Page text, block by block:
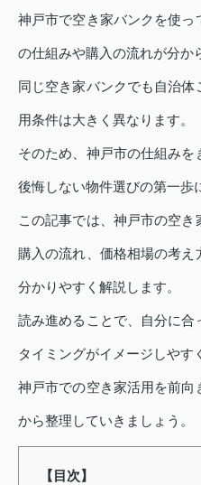
神戸市で空き家バンクを使
の仕組みや購入の流れが分か
同じ空き家バンクでも自治体
用条件は大きく異なります。
そのため、神戸市の仕組みを
後悔しない物件選びの第一歩
この記事では、神戸市の空
購入の流れ、価格相場の考
分かりやすく解説します。
読み進めることで、自分に
タイミングがイメージしやす
神戸市での空き家活用を前向
から整理していきましょう。
【目次】